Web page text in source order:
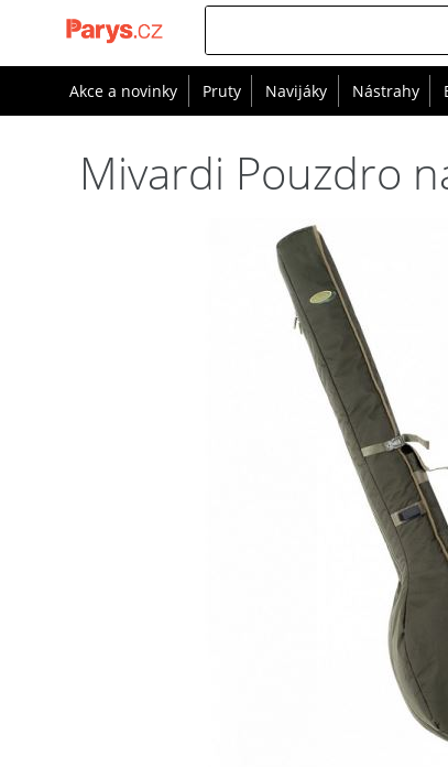
Akce a novinky Pruty Navijáky Nástrahy
Mivardi Pouzdro